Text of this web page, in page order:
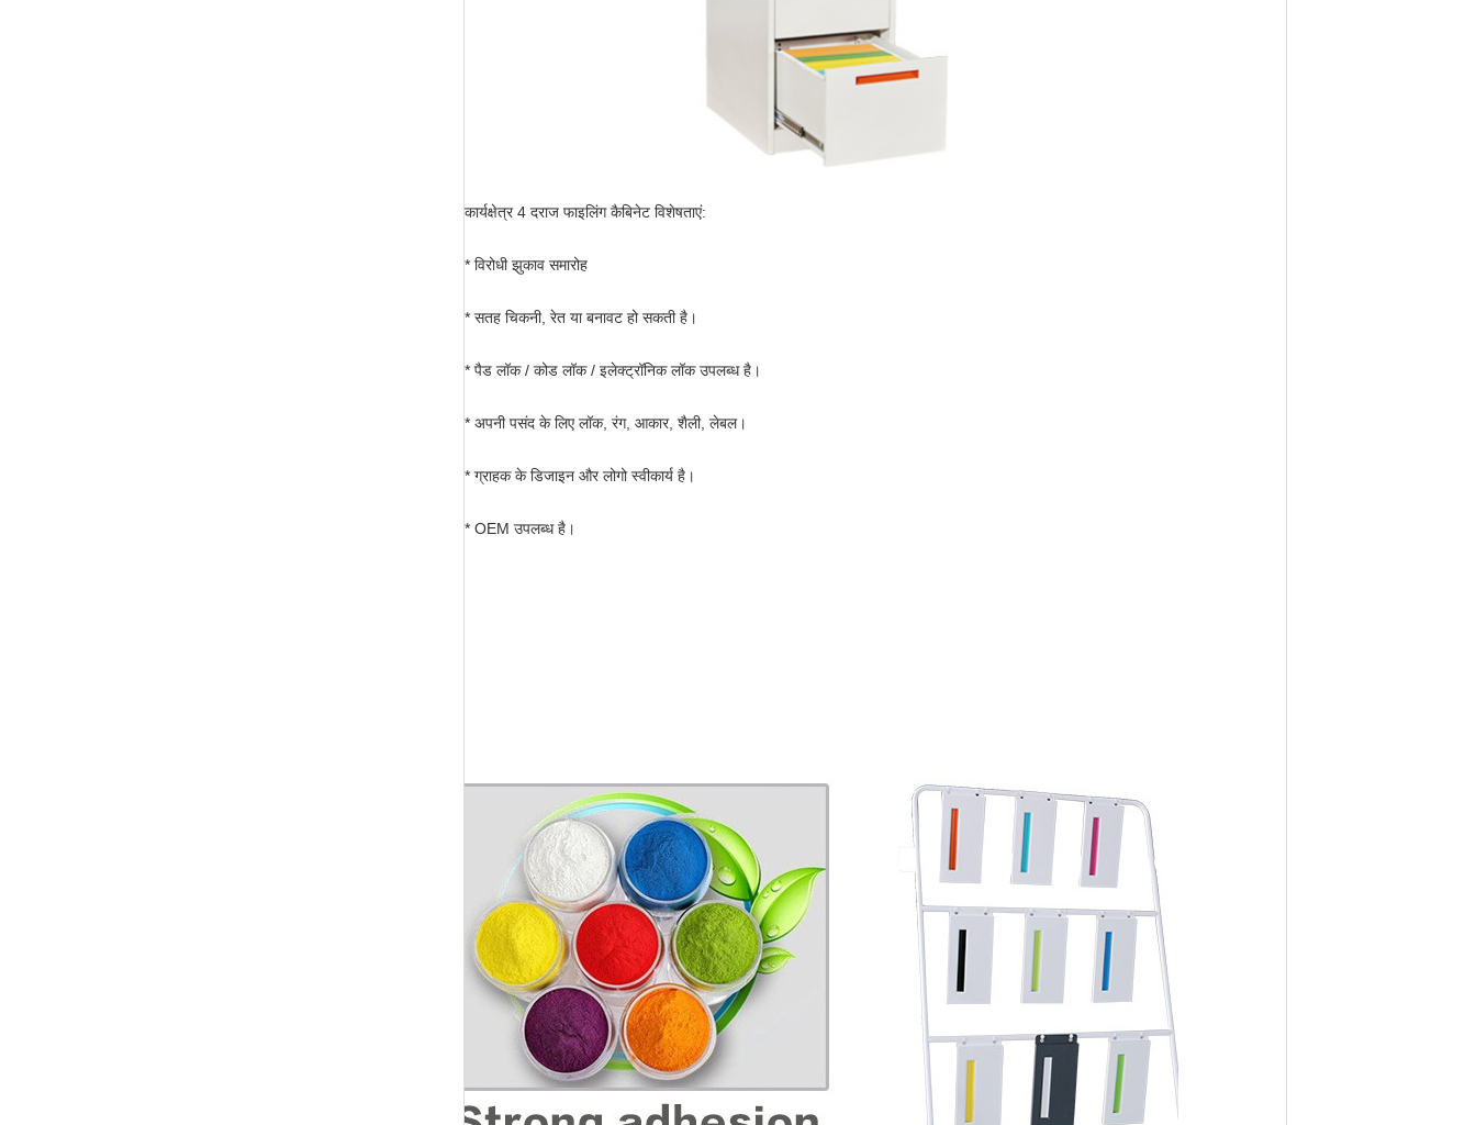
कार्यक्षेत्र 4 दराज फाइलिंग कैबिनेट विशेषताएं:
* विरोधी झुकाव समारोह
* सतह चिकनी, रेत या बनावट हो सकती है।
* पैड लॉक / कोड लॉक / इलेक्ट्रॉनिक लॉक उपलब्ध है।
* अपनी पसंद के लिए लॉक, रंग, आकार, शैली, लेबल।
* ग्राहक के डिजाइन और लोगो स्वीकार्य है।
* OEM उपलब्ध है।